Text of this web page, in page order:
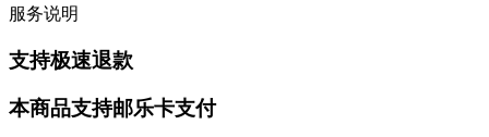
服务说明
支持极速退款
本商品支持邮乐卡支付